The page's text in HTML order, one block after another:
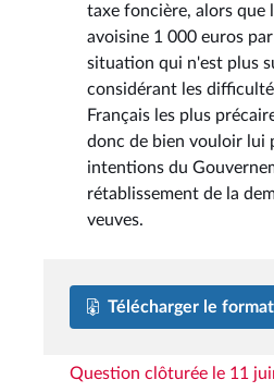
taxe foncière, alors que
avoisine 1 000 euros
situation qui n'est plus
considérant les
Français les plus
donc de bien vouloir lui
intentions du
rétablissement de la
veuves.
Télécharger le
Question clôturée le 11